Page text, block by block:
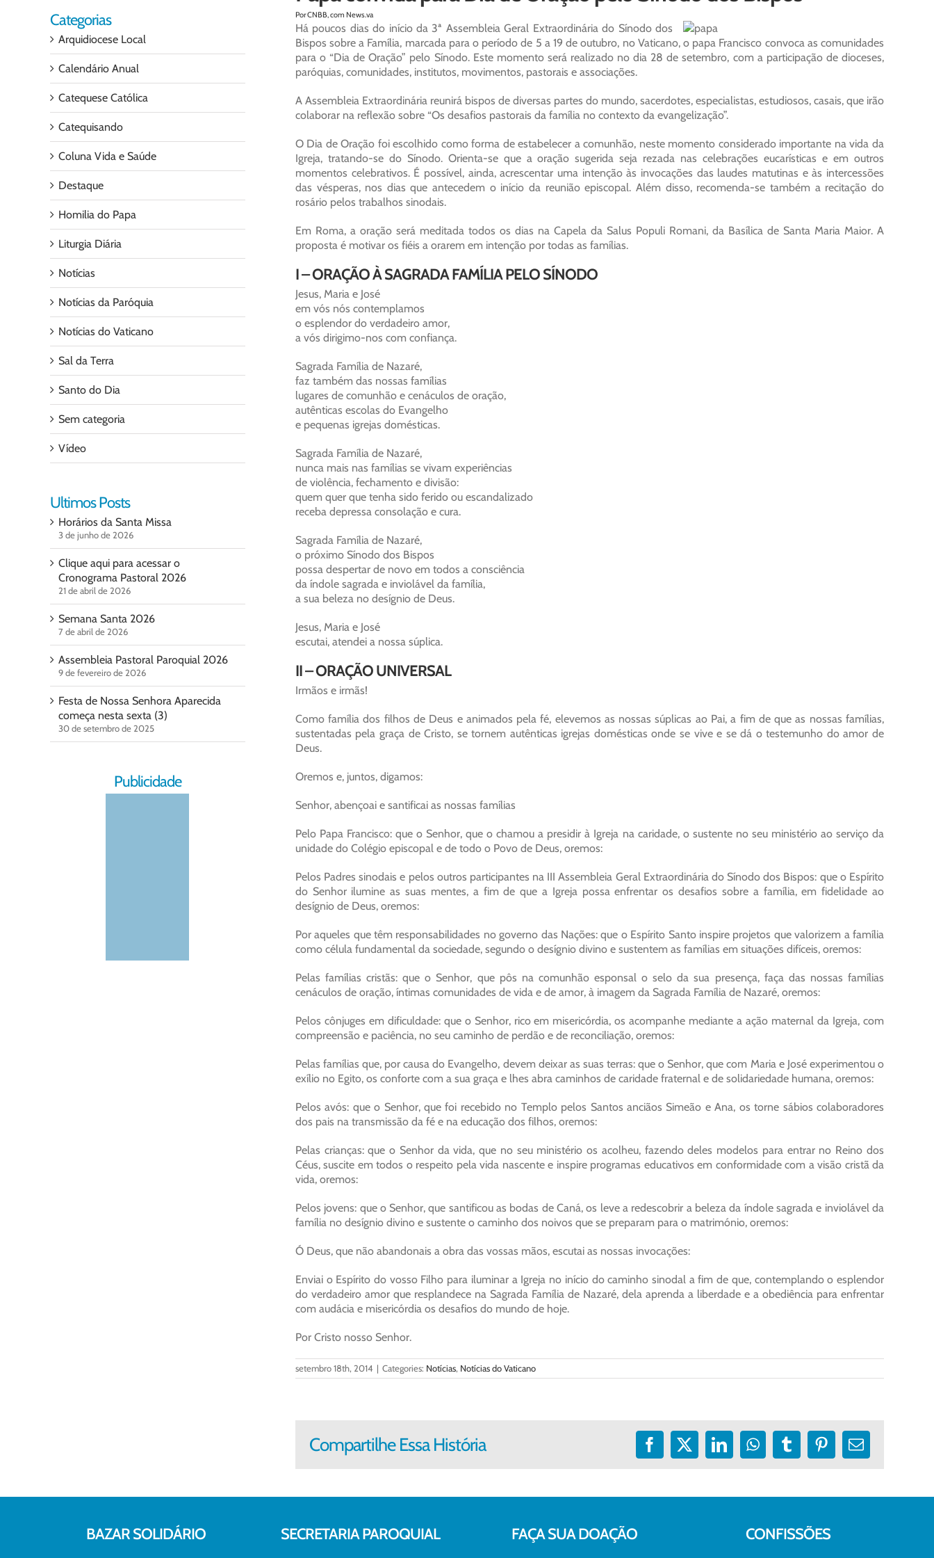
Por CNBB, com News.va
Há poucos dias do início da 3ª Assembleia Geral Extraordinária do Sínodo dos
Bispos sobre a Família, marcada para o período de 5 a 19 de outubro, no Vaticano, o papa Francisco convoca as comunidades
para o “Dia de Oração” pelo Sínodo. Este momento será realizado no dia 28 de setembro, com a participação de dioceses,
paróquias, comunidades, institutos, movimentos, pastorais e associações.
A Assembleia Extraordinária reunirá bispos de diversas partes do mundo, sacerdotes, especialistas, estudiosos, casais, que irão
colaborar na reflexão sobre “Os desafios pastorais da família no contexto da evangelização”.
O Dia de Oração foi escolhido como forma de estabelecer a comunhão, neste momento considerado importante na vida da
Igreja, tratando-se do Sínodo. Orienta-se que a oração sugerida seja rezada nas celebrações eucarísticas e em outros
momentos celebrativos. É possível, ainda, acrescentar uma intenção às invocações das laudes matutinas e às intercessões
das vésperas, nos dias que antecedem o início da reunião episcopal. Além disso, recomenda-se também a recitação do
rosário pelos trabalhos sinodais.
Em Roma, a oração será meditada todos os dias na Capela da Salus Populi Romani, da Basílica de Santa Maria Maior. A
proposta é motivar os fiéis a orarem em intenção por todas as famílias.
I – ORAÇÃO À SAGRADA FAMÍLIA PELO SÍNODO
Jesus, Maria e José
em vós nós contemplamos
o esplendor do verdadeiro amor,
a vós dirigimo-nos com confiança.
Sagrada Família de Nazaré,
faz também das nossas famílias
lugares de comunhão e cenáculos de oração,
autênticas escolas do Evangelho
e pequenas igrejas domésticas.
Sagrada Família de Nazaré,
nunca mais nas famílias se vivam experiências
de violência, fechamento e divisão:
quem quer que tenha sido ferido ou escandalizado
receba depressa consolação e cura.
Sagrada Família de Nazaré,
o próximo Sínodo dos Bispos
possa despertar de novo em todos a consciência
da índole sagrada e inviolável da família,
a sua beleza no desígnio de Deus.
Jesus, Maria e José
escutai, atendei a nossa súplica.
II – ORAÇÃO UNIVERSAL
Irmãos e irmãs!
Como família dos filhos de Deus e animados pela fé, elevemos as nossas súplicas ao Pai, a fim de que as nossas famílias,
sustentadas pela graça de Cristo, se tornem autênticas igrejas domésticas onde se vive e se dá o testemunho do amor de
Deus.
Oremos e, juntos, digamos:
Senhor, abençoai e santificai as nossas famílias
Pelo Papa Francisco: que o Senhor, que o chamou a presidir à Igreja na caridade, o sustente no seu ministério ao serviço da
unidade do Colégio episcopal e de todo o Povo de Deus, oremos:
Pelos Padres sinodais e pelos outros participantes na III Assembleia Geral Extraordinária do Sínodo dos Bispos: que o Espírito
do Senhor ilumine as suas mentes, a fim de que a Igreja possa enfrentar os desafios sobre a família, em fidelidade ao
desígnio de Deus, oremos:
Por aqueles que têm responsabilidades no governo das Nações: que o Espírito Santo inspire projetos que valorizem a família
como célula fundamental da sociedade, segundo o desígnio divino e sustentem as famílias em situações difíceis, oremos:
Pelas famílias cristãs: que o Senhor, que pôs na comunhão esponsal o selo da sua presença, faça das nossas famílias
cenáculos de oração, íntimas comunidades de vida e de amor, à imagem da Sagrada Família de Nazaré, oremos:
Pelos cônjuges em dificuldade: que o Senhor, rico em misericórdia, os acompanhe mediante a ação maternal da Igreja, com
compreensão e paciência, no seu caminho de perdão e de reconciliação, oremos:
Pelas famílias que, por causa do Evangelho, devem deixar as suas terras: que o Senhor, que com Maria e José experimentou o
exílio no Egito, os conforte com a sua graça e lhes abra caminhos de caridade fraternal e de solidariedade humana, oremos:
Pelos avós: que o Senhor, que foi recebido no Templo pelos Santos anciãos Simeão e Ana, os torne sábios colaboradores
dos pais na transmissão da fé e na educação dos filhos, oremos:
Pelas crianças: que o Senhor da vida, que no seu ministério os acolheu, fazendo deles modelos para entrar no Reino dos
Céus, suscite em todos o respeito pela vida nascente e inspire programas educativos em conformidade com a visão cristã da
vida, oremos:
Pelos jovens: que o Senhor, que santificou as bodas de Caná, os leve a redescobrir a beleza da índole sagrada e inviolável da
família no desígnio divino e sustente o caminho dos noivos que se preparam para o matrimónio, oremos:
Ó Deus, que não abandonais a obra das vossas mãos, escutai as nossas invocações:
Enviai o Espírito do vosso Filho para iluminar a Igreja no início do caminho sinodal a fim de que, contemplando o esplendor
do verdadeiro amor que resplandece na Sagrada Família de Nazaré, dela aprenda a liberdade e a obediência para enfrentar
com audácia e misericórdia os desafios do mundo de hoje.
Por Cristo nosso Senhor.
setembro 18th, 2014 | Categories: Notícias, Notícias do Vaticano
Compartilhe Essa História Facebook
X LinkedInWhatsApp
TumblrPinterest
E-
Categorias
Arquidiocese Local
Calendário Anual
Catequese Católica
Catequisando
Coluna Vida e Saúde
Destaque
Homilia do Papa
Liturgia Diária
Notícias
Notícias da Paróquia
Notícias do Vaticano
Sal da Terra
Santo do Dia
Sem categoria
Vídeo
Ultimos Posts
Horários da Santa Missa
3 de junho de 2026
Clique aqui para acessar o
Cronograma Pastoral 2026
21 de abril de 2026
Semana Santa 2026
7 de abril de 2026
Assembleia Pastoral Paroquial 2026
9 de fevereiro de 2026
Festa de Nossa Senhora Aparecida
começa nesta sexta (3)
30 de setembro de 2025
Publicidade
BAZAR SOLIDÁRIO SECRETARIA PAROQUIAL FAÇA SUA DOAÇÃO CONFISSÕES